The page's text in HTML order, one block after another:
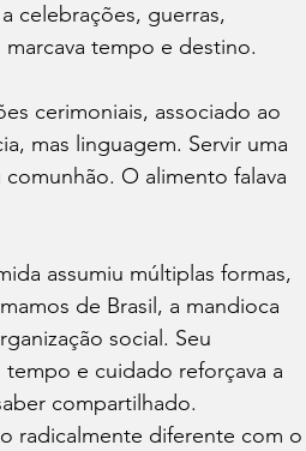
celebrações, guerras,
tempo e destino.
cerimoniais, associado ao
mas linguagem. Servir uma
O alimento falava
assumiu múltiplas formas,
de Brasil, a mandioca
social. Seu
e cuidado reforçava a
compartilhado.
radicalmente diferente com o